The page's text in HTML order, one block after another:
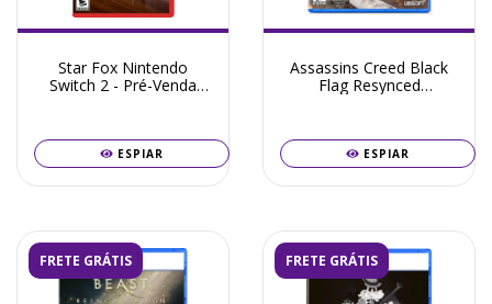
Star Fox Nintendo
Switch 2 - Pré-Venda
ESPIAR
Assassins Creed Black
Flag Resynced
ESPIAR
FRETE GRÁTIS FRETE GRÁTIS